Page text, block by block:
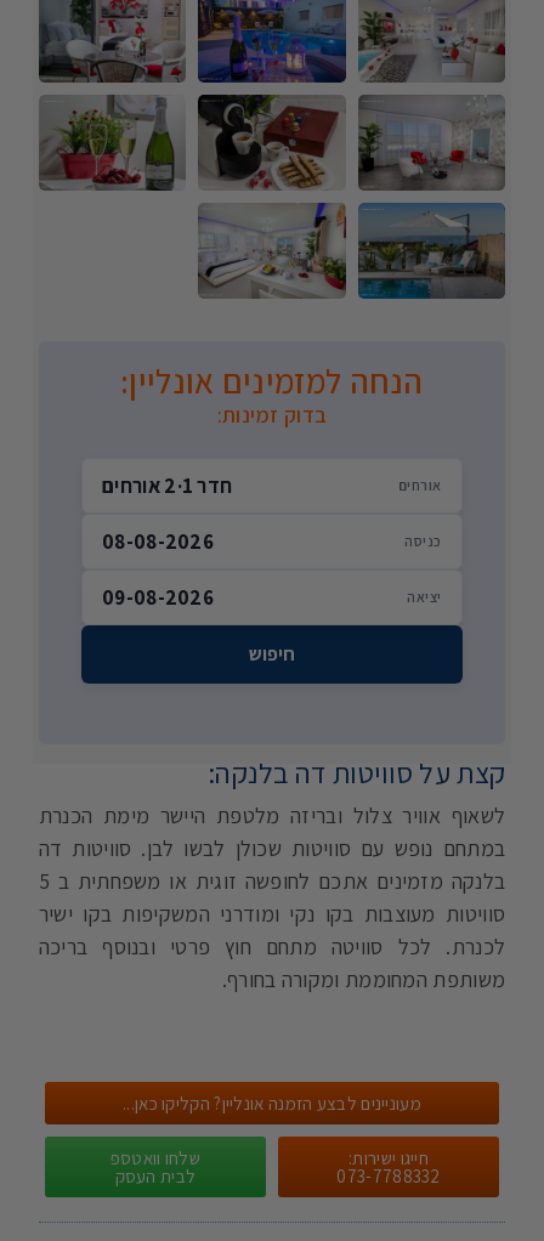
קצת על סוויטות דה בלנקה:
לשאוף אוויר צלול ובריזה מלטפת היישר מימת הכנרת
במתחם נופש עם סוויטות שכולן לבשו לבן. סוויטות דה
בלנקה מזמינים אתכם לחופשה זוגית או משפחתית ב 5
סוויטות מעוצבות בקו נקי ומודרני המשקיפות בקו ישיר
לכנרת. לכל סוויטה מתחם חוץ פרטי ובנוסף בריכה
משותפת המחוממת ומקורה בחורף.
מעוניינים לבצע הזמנה אונליין? הקליקו כאן...
חייגו ישירות:
073-7788332
שלחו וואטספ
לבית העסק
הנחה למזמינים אונליין:
בדוק זמינות:
אורחים חדר 1 ·2 אורחים
כניסה 08-08-2026
יציאה 09-08-2026
חיפוש